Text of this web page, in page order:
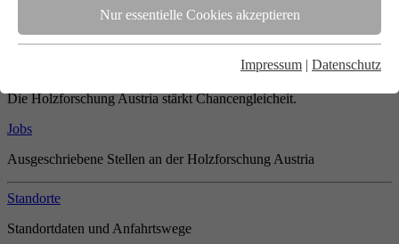
Nur essentielle Cookies akzeptieren
Impressum | Datenschutz
Unsere gesamte Kompetenz ist in unseren Mitarbeiter:innen
gebündelt
Die Holzforschung Austria stärkt Chancengleicheit.
Jobs
Ausgeschriebene Stellen an der Holzforschung Austria
Standorte
Standortdaten und Anfahrtswege